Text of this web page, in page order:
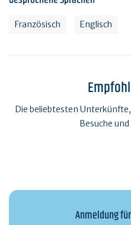
Französisch Englisch
Die beliebtesten
Besuche
Anmeldung